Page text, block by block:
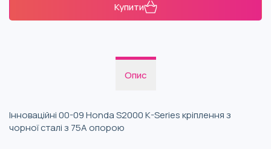
Купити
Опис
Інноваційні 00-09 Honda S2000 K-Series кріплення з
чорної сталі з 75A опорою